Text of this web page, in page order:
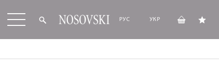
РУС УКР